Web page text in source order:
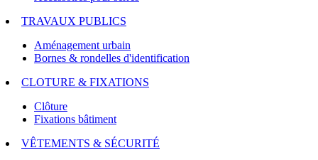
TRAVAUX PUBLICS
Aménagement urbain
Bornes & rondelles d'identification
CLOTURE & FIXATIONS
Clôture
Fixations bâtiment
VÊTEMENTS & SÉCURITÉ